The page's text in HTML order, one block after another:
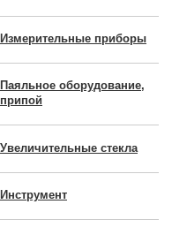
Измерительные приборы
Паяльное оборудование,
припой
Увеличительные стекла
Инструмент